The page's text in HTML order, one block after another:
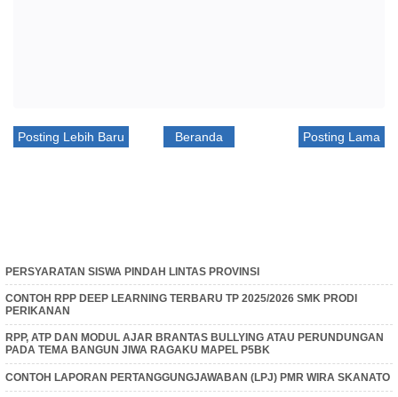
Posting Lebih Baru Posting Lama
Beranda
PERSYARATAN SISWA PINDAH LINTAS PROVINSI
CONTOH RPP DEEP LEARNING TERBARU TP 2025/2026 SMK PRODI
PERIKANAN
RPP, ATP DAN MODUL AJAR BRANTAS BULLYING ATAU PERUNDUNGAN
PADA TEMA BANGUN JIWA RAGAKU MAPEL P5BK
CONTOH LAPORAN PERTANGGUNGJAWABAN (LPJ) PMR WIRA SKANATO